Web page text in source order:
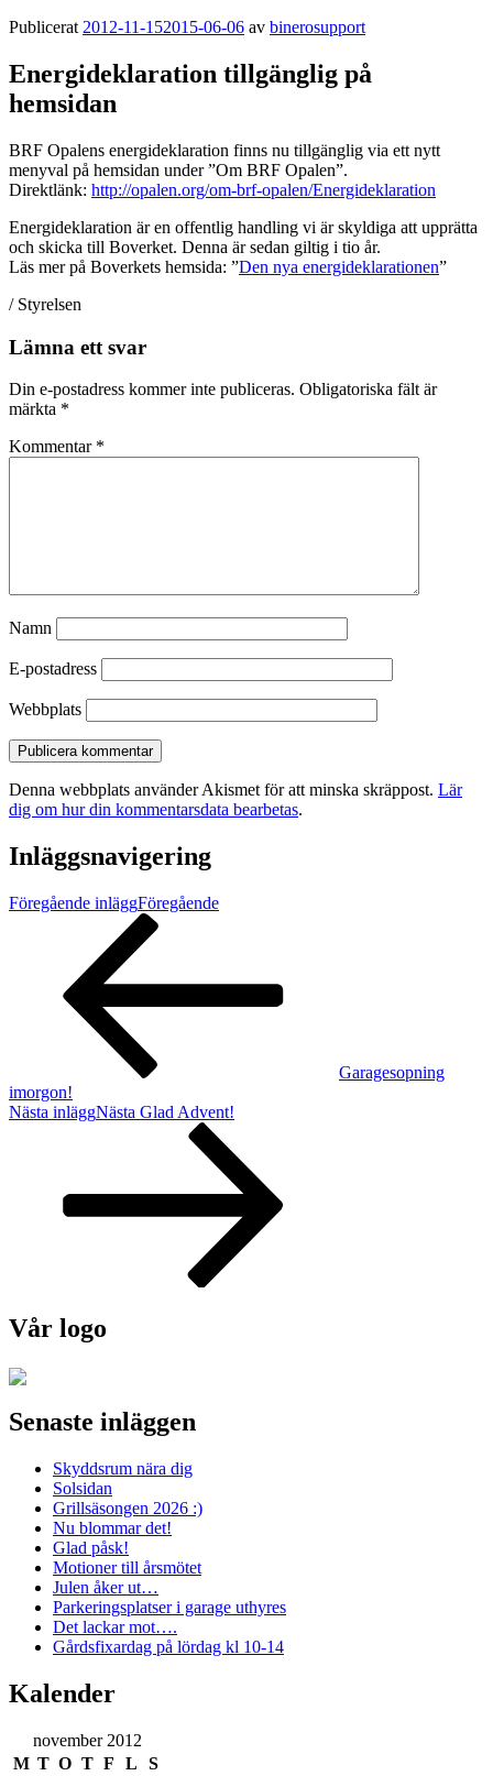
Publicerat 2012-11-152015-06-06 av binerosupport
Energideklaration tillgänglig på
hemsidan
BRF Opalens energideklaration finns nu tillgänglig via ett nytt
menyval på hemsidan under ”Om BRF Opalen”.
Direktlänk: http://opalen.org/om-brf-opalen/Energideklaration
Energideklaration är en offentlig handling vi är skyldiga att upprätta
och skicka till Boverket. Denna är sedan giltig i tio år.
Läs mer på Boverkets hemsida: ”Den nya energideklarationen”
/ Styrelsen
Lämna ett svar
Din e-postadress kommer inte publiceras. Obligatoriska fält är
märkta *
Kommentar *
Namn
E-postadress
Webbplats
Denna webbplats använder Akismet för att minska skräppost. Lär
dig om hur din kommentarsdata bearbetas.
Inläggsnavigering
Föregående inläggFöregående
Garagesopning
imorgon!
Nästa inläggNästa Glad Advent!
Vår logo
Senaste inläggen
Skyddsrum nära dig
Solsidan
Grillsäsongen 2026 :)
Nu blommar det!
Glad påsk!
Motioner till årsmötet
Julen åker ut…
Parkeringsplatser i garage uthyres
Det lackar mot….
Gårdsfixardag på lördag kl 10-14
Kalender
november 2012
M T O T F L S